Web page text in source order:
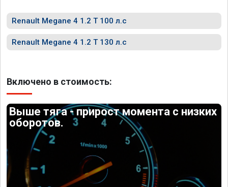
Renault Megane 4 1.2 T 100 л.с
Renault Megane 4 1.2 T 130 л.с
Включено в стоимость:
Выше тяга - прирост момента с низких
оборотов.